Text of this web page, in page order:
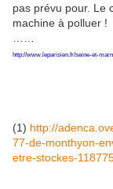
pas prévu pour. Le
machine à polluer !
http://www.leparisien.fr/seine-et-
(1) http://
77-de-monthyon-
etre-stockes-